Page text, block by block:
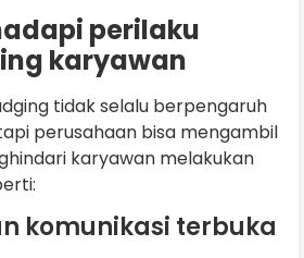
perilaku
karyawan
tidak selalu berpengaruh
perusahaan bisa mengambil
karyawan melakukan
komunikasi terbuka